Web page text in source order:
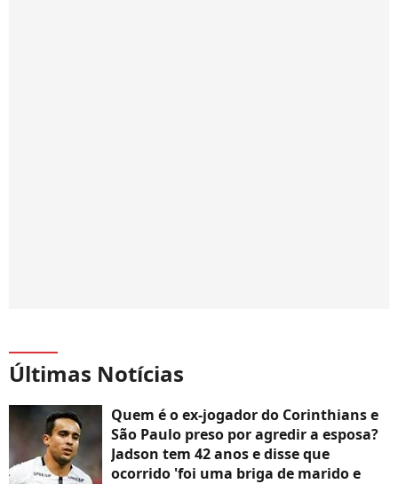
Últimas Notícias
Quem é o ex-jogador do Corinthians e
São Paulo preso por agredir a esposa?
Jadson tem 42 anos e disse que
ocorrido 'foi uma briga de marido e